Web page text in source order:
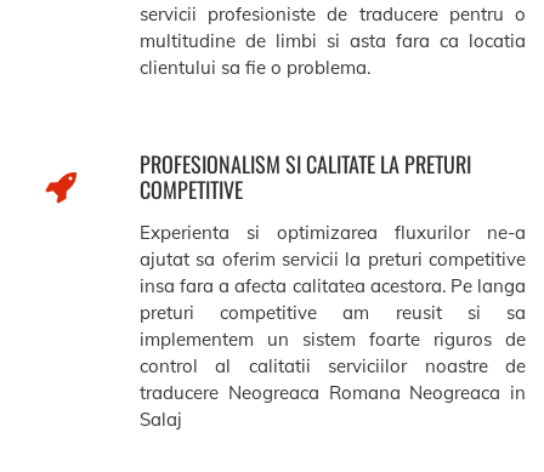
servicii profesioniste de traducere pentru o
multitudine de limbi si asta fara ca locatia
clientului sa fie o problema.
PROFESIONALISM SI CALITATE LA PRETURI
COMPETITIVE
Experienta si optimizarea fluxurilor ne-a
ajutat sa oferim servicii la preturi competitive
insa fara a afecta calitatea acestora. Pe langa
preturi competitive am reusit si sa
implementem un sistem foarte riguros de
control al calitatii serviciilor noastre de
traducere Neogreaca Romana Neogreaca in
Salaj